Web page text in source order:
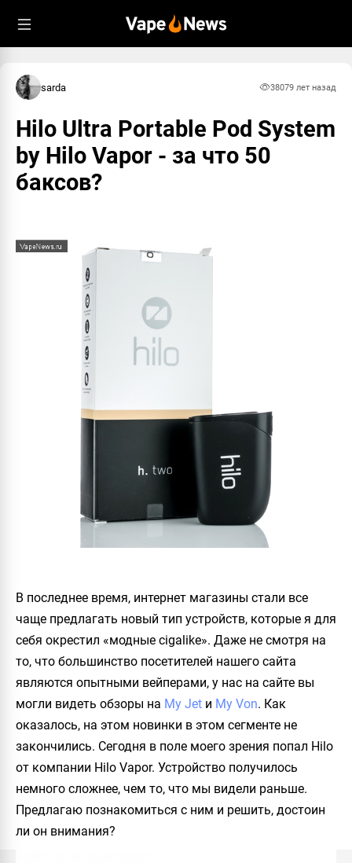
sarda 38079 лет назад
Hilo Ultra Portable Pod System
by Hilo Vapor - за что 50
баксов?
В последнее время, интернет магазины стали все
чаще предлагать новый тип устройств, которые я для
себя окрестил «модные cigalike». Даже не смотря на
то, что большинство посетителей нашего сайта
являются опытными вейперами, у нас на сайте вы
могли видеть обзоры на My Jet и My Von. Как
оказалось, на этом новинки в этом сегменте не
закончились. Сегодня в поле моего зрения попал Hilo
от компании Hilo Vapor. Устройство получилось
немного сложнее, чем то, что мы видели раньше.
Предлагаю познакомиться с ним и решить, достоин
ли он внимания?